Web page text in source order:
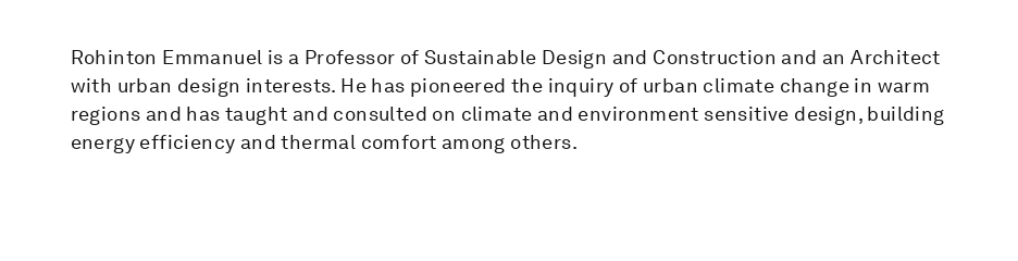
Rohinton Emmanuel is a Professor of Sustainable Design and Construction and an Architect
with urban design interests. He has pioneered the inquiry of urban climate change in warm
regions and has taught and consulted on climate and environment sensitive design, building
energy efficiency and thermal comfort among others.